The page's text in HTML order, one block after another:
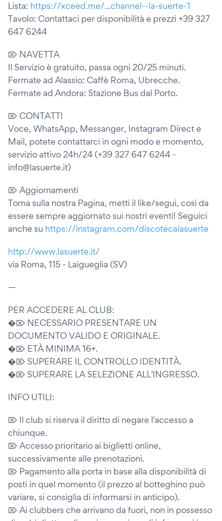
Lista: https://xceed.me/...channel--la-suerte-1
Tavolo: Contattaci per disponibilità e prezzi +39 327
647 6244
⌦ NAVETTA
Il Servizio è gratuito, passa ogni 20/25 minuti.
Fermate ad Alassio: Caffè Roma, Ubrecche.
Fermate ad Andora: Stazione Bus dal Porto.
⌦ CONTATTI
Voce, WhatsApp, Messanger, Instagram Direct e
Mail, potete contattarci in ogni modo e momento,
servizio attivo 24h/24 (+39 327 647 6244 -
info@lasuerte.it)
⌦ Aggiornamenti
Torna sulla nostra Pagina, metti il like/segui, così da
essere sempre aggiornato sui nostri eventi! Seguici
anche su https://instagram.com/discotecalasuerte
http://www.lasuerte.it/
via Roma, 115 - Laigueglia (SV)
—
PER ACCEDERE AL CLUB:
�⌦ NECESSARIO PRESENTARE UN
DOCUMENTO VALIDO E ORIGINALE.
�⌦ ETÀ MINIMA 16+.
�⌦ SUPERARE IL CONTROLLO IDENTITÀ.
�⌦ SUPERARE LA SELEZIONE ALL'INGRESSO.
INFO UTILI:
⌦ Il club si riserva il diritto di negare l'accesso a
chiunque.
⌦ Accesso prioritario ai biglietti online,
successivamente alle prenotazioni.
⌦ Pagamento alla porta in base alla disponibilità di
posti in quel momento (il prezzo al botteghino può
variare, si consiglia di informarsi in anticipo).
⌦ Ai clubbers che arrivano da fuori, non in possesso